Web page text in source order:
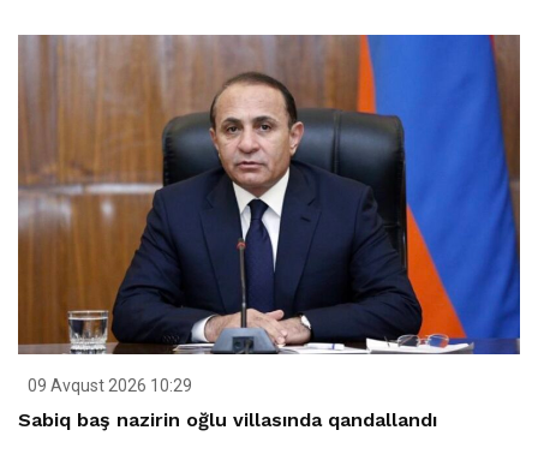
09 Avqust 2026 10:29
Sabiq baş nazirin oğlu villasında qandallandı